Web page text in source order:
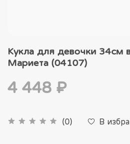
Кукла для девочки 34см
Мариета (04107)
(0) В
4 448 ₽